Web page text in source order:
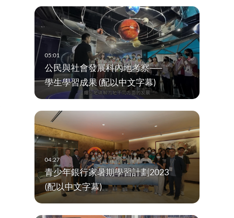
公民與社會發展科內地考察──
學生學習成果 (配以中文字幕)
青少年銀行家暑期學習計劃2023
(配以中文字幕)